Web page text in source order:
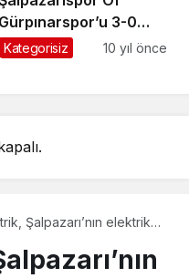
Gürpınarspor’u 3-0
Kategorisiz 10 yıl önce
Şalpazarı’nın elektrik